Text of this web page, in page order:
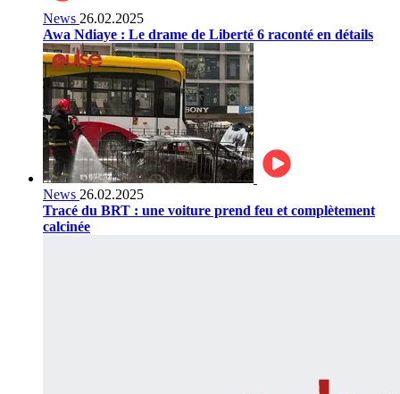
News 26.02.2025
Awa Ndiaye : Le drame de Liberté 6 raconté en détails
News 26.02.2025
Tracé du BRT : une voiture prend feu et complètement
calcinée